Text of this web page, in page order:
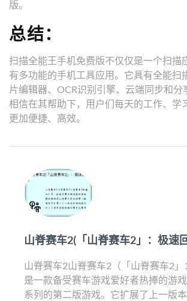
版。
总结：
扫描全能王手机免费版不仅仅是一个扫描
有多功能的手机工具应用。它具有全能扫
片编辑器、OCR识别引擎、云端同步和分
相信在其帮助下，用户们每天的工作、学
更加便捷、高效。
山脊赛车2(「山脊赛车2」：极速
山脊赛车2山脊赛车2（「山脊赛车2」
是一款备受赛车游戏爱好者热捧的游
系列的第二版游戏。它扩展了上一版本